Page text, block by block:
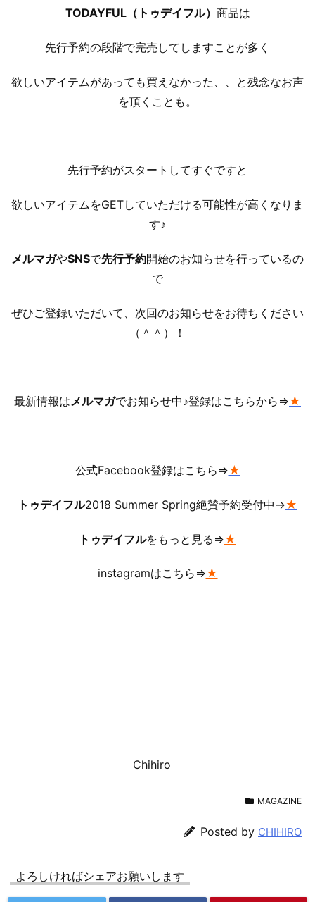
TODAYFUL（トゥデイフル） 商品は
先行予約の段階で完売してしますことが多く
欲しいアイテムがあっても買えなかった、、と残念なお声
を頂くことも。
先行予約がスタートしてすぐですと
欲しいアイテムをGETしていただける可能性が高くなりま
す♪
メルマガやSNSで先行予約開始のお知らせを行っているの
で
ぜひご登録いただいて、次回のお知らせをお待ちください
（＾＾）！
最新情報はメルマガでお知らせ中♪登録はこちらから⇒★
公式Facebook登録はこちら ⇒★
トゥデイフル2018 Summer Spring絶賛予約受付中→★
トゥデイフルをもっと見る⇒★
instagramはこちら⇒★
Chihiro
MAGAZINE
Posted by CHIHIRO
よろしければシェアお願いします